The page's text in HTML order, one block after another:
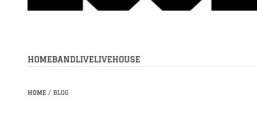
HOMEBANDLIVELIVEHOUSE
HOME / BLOG